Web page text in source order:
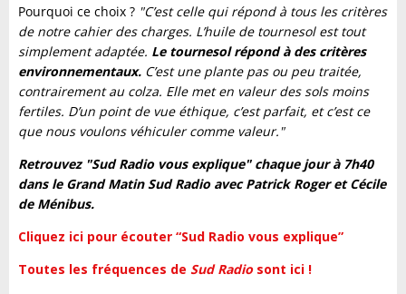
Pourquoi ce choix ? "C’est celle qui répond à tous les critères
de notre cahier des charges. L’huile de tournesol est tout
simplement adaptée. Le tournesol répond à des critères
environnementaux. C’est une plante pas ou peu traitée,
contrairement au colza. Elle met en valeur des sols moins
fertiles. D’un point de vue éthique, c’est parfait, et c’est ce
que nous voulons véhiculer comme valeur."
Retrouvez "Sud Radio vous explique" chaque jour à 7h40
dans le Grand Matin Sud Radio avec Patrick Roger et Cécile
de Ménibus.
Cliquez ici pour écouter “Sud Radio vous explique”
Toutes les fréquences de Sud Radio sont ici !